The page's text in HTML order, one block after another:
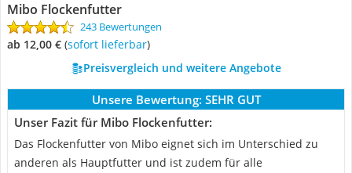
Mibo Flockenfutter
243 Bewertungen
ab 12,00 € ( Sofort lieferbar)
Preisvergleich und weitere Angebote
Unsere Bewertung: SEHR GUT
Unser Fazit für Mibo Flockenfutter:
Das Flockenfutter von Mibo eignet sich im Unterschied zu
anderen als Hauptfutter und ist zudem für alle